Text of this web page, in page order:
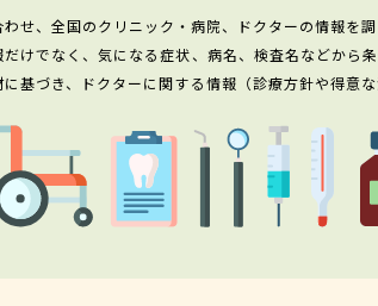
せ、全国のクリニック・病院、ドクターの情報を
けでなく、気になる症状、病名、検査名などから
基づき、ドクターに関する情報（診療方針や得意な